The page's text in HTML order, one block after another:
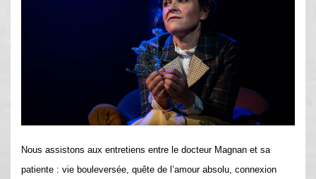
Nous assistons aux entretiens entre le docteur Magnan et sa
patiente : vie bouleversée, quête de l’amour absolu, connexion